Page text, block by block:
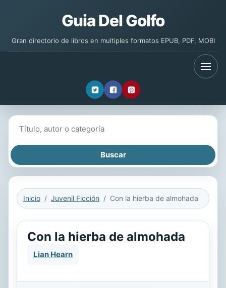
Guia Del Golfo
Gran directorio de libros en multiples formatos EPUB, PDF, MOBI
Inicio Juvenil Ficción Con la hierba de almohada
Con la hierba de almohada
Lian Hearn